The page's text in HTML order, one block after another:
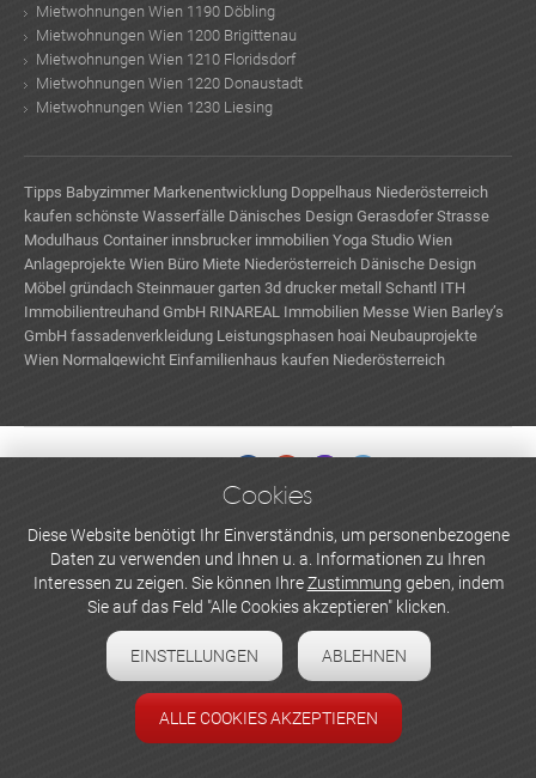
Mietwohnungen Wien 1190 Döbling
Mietwohnungen Wien 1200 Brigittenau
Mietwohnungen Wien 1210 Floridsdorf
Mietwohnungen Wien 1220 Donaustadt
Mietwohnungen Wien 1230 Liesing
Tipps Babyzimmer Markenentwicklung Doppelhaus Niederösterreich
kaufen schönste Wasserfälle Dänisches Design Gerasdofer Strasse
Modulhaus Container innsbrucker immobilien Yoga Studio Wien
Anlageprojekte Wien Büro Miete Niederösterreich Dänische Design
Möbel gründach Steinmauer garten 3d drucker metall Schantl ITH
Immobilientreuhand GmbH RINAREAL Immobilien Messe Wien Barley’s
GmbH fassadenverkleidung Leistungsphasen hoai Neubauprojekte
Wien Normalgewicht Einfamilienhaus kaufen Niederösterreich
WERBEN UND INSERIEREN
Newsletter abonnieren
Datenschutzerklärung
Cookie-Einstellungen
Cookies
Diese Website benötigt Ihr Einverständnis, um personenbezogene
Daten zu verwenden und Ihnen u. a. Informationen zu Ihren
Interessen zu zeigen. Sie können IhreZustimmung geben, indem
Sie auf das Feld "Alle Cookies akzeptieren" klicken.
EINSTELLUNGEN ABLEHNEN
ALLE COOKIES AKZEPTIEREN